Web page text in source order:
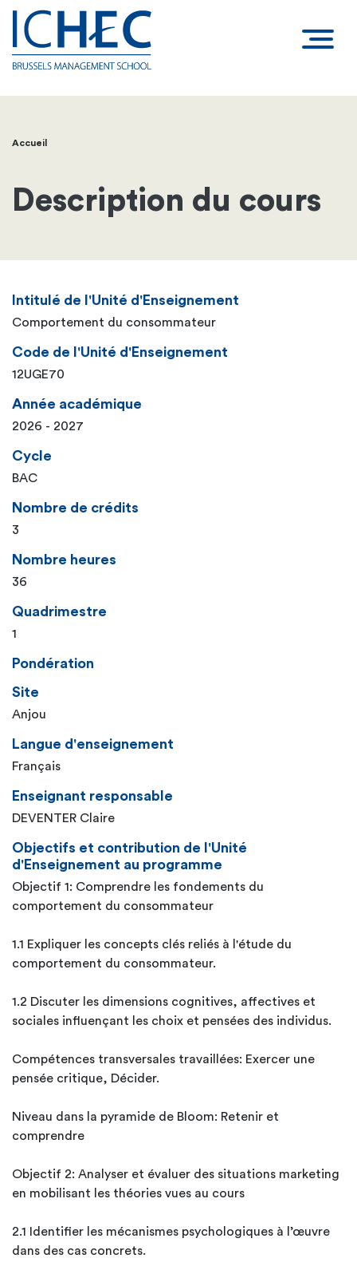
Fil
d'Ariane
Accueil
Description du cours
Intitulé de l'Unité d'Enseignement
Comportement du consommateur
Code de l'Unité d'Enseignement
12UGE70
Année académique
2026 - 2027
Cycle
BAC
Nombre de crédits
3
Nombre heures
36
Quadrimestre
1
Pondération
Site
Anjou
Langue d'enseignement
Français
Enseignant responsable
DEVENTER Claire
Objectifs et contribution de l'Unité
d'Enseignement au programme
Objectif 1: Comprendre les fondements du
comportement du consommateur
1.1 Expliquer les concepts clés reliés à l'étude du
comportement du consommateur.
1.2 Discuter les dimensions cognitives, affectives et
sociales influençant les choix et pensées des individus.
Compétences transversales travaillées: Exercer une
pensée critique, Décider.
Niveau dans la pyramide de Bloom: Retenir et
comprendre
Objectif 2: Analyser et évaluer des situations marketing
en mobilisant les théories vues au cours
2.1 Identifier les mécanismes psychologiques à l’œuvre
dans des cas concrets.